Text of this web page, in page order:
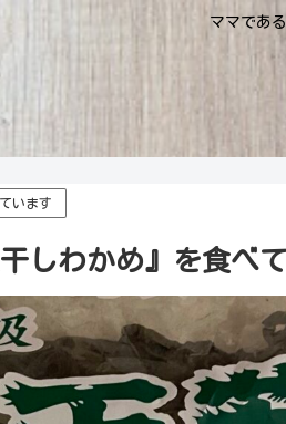
ママであ
います
しわかめ』を食べて